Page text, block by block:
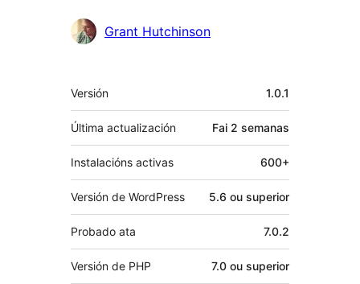
Grant Hutchinson
Meta
Versión 1.0.1
Última actualización Fai 2 semanas
Instalacións activas 600+
Versión de WordPress 5.6 ou superior
Probado ata 7.0.2
Versión de PHP 7.0 ou superior